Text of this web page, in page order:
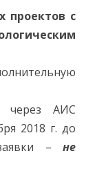
проектов с
через АИС
2018 г. до
– не